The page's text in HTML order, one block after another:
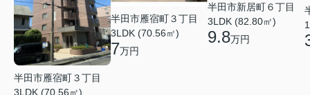
半田市雁宿町３丁目
3LDK (70.56㎡)
半田市雁宿町３丁目
3LDK (70.56㎡)
7万円
半田市新居町６丁目
3LDK (82.80㎡)
9.8万円